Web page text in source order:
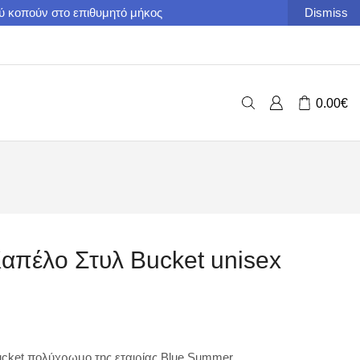
κοπούν στο επιθυμητό μήκος Dismiss
0.00€
Στυλ Bucket unisex
πολύχρωμο της εταιρίας Blue Summer.